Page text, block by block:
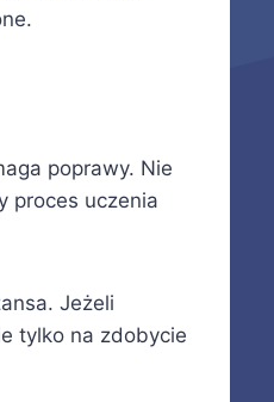
poprawy. Nie
proces uczenia
Jeżeli
tylko na zdobycie